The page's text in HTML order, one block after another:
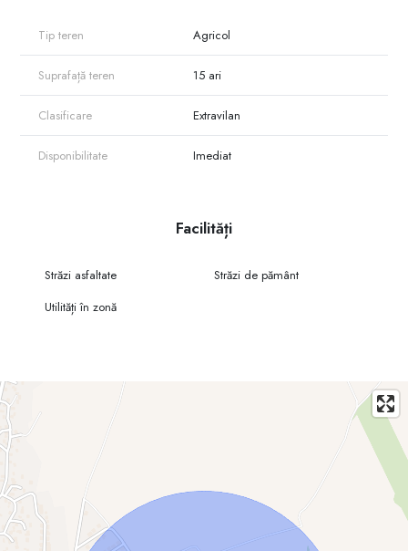
Acces:
Drum asfaltat până la aproximativ 200 m de teren
Ultima porțiune – drum de țară
Accesibil în orice anotimp
Aproape de case (potențial de dezvoltare în timp)
Potrivit pentru grădină, livadă sau investiție
Preț: 20.000 €
Tip teren Agricol
Suprafață teren 15 ari
Clasificare Extravilan
Disponibilitate Imediat
Facilități
Străzi asfaltate
Străzi de pământ
Utilități în zonă